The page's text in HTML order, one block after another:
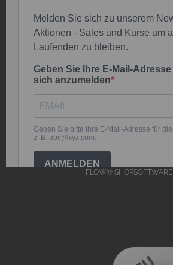
FLOW® SHOPSOFTWARE